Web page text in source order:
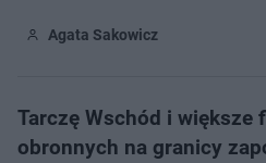
Agata Sakowicz
Tarczę Wschód i większe
obronnych na granicy